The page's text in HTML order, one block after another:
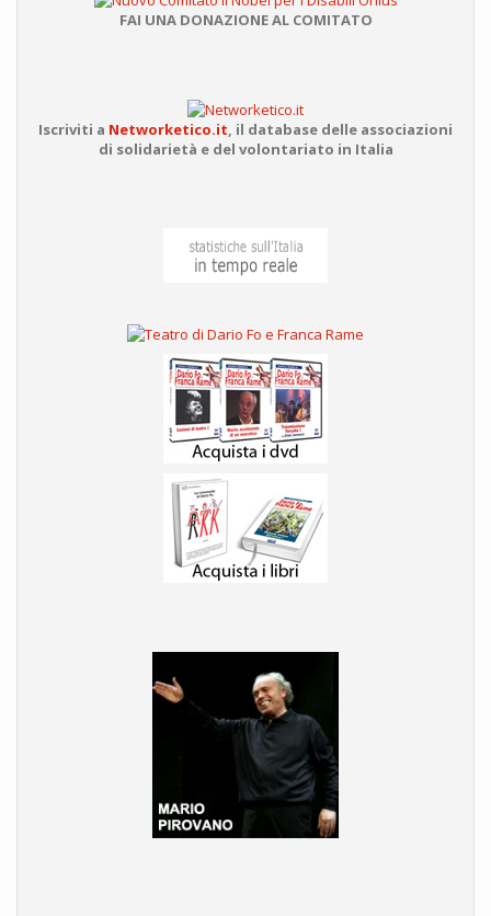
FAI UNA DONAZIONE AL COMITATO
Iscriviti a Networketico.it, il database delle associazioni
di solidarietà e del volontariato in Italia